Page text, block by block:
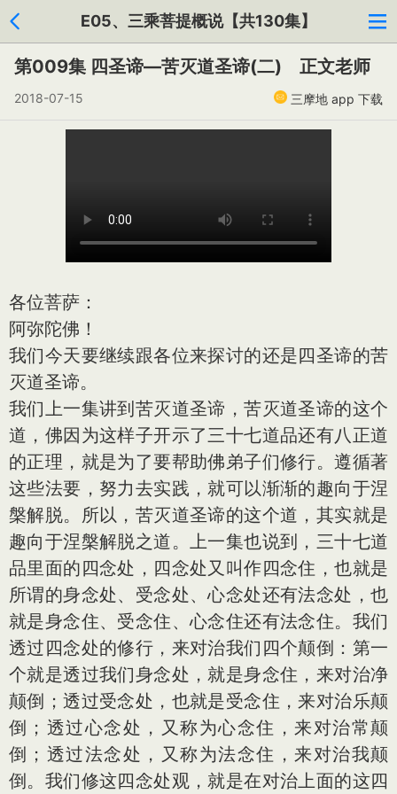
E05、三乘菩提概说【共130集】
第009集 四圣谛—苦灭道圣谛(二) 正文老师
2018-07-15 三摩地 app 下载
各位菩萨：
阿弥陀佛！
我们今天要继续跟各位来探讨的还是四圣谛的苦
灭道圣谛。
我们上一集讲到苦灭道圣谛，苦灭道圣谛的这个
道，佛因为这样子开示了三十七道品还有八正道
的正理，就是为了要帮助佛弟子们修行。遵循著
这些法要，努力去实践，就可以渐渐的趣向于涅
槃解脱。所以，苦灭道圣谛的这个道，其实就是
趣向于涅槃解脱之道。上一集也说到，三十七道
品里面的四念处，四念处又叫作四念住，也就是
所谓的身念处、受念处、心念处还有法念处，也
就是身念住、受念住、心念住还有法念住。我们
透过四念处的修行，来对治我们四个颠倒：第一
个就是透过我们身念处，就是身念住，来对治净
颠倒；透过受念处，也就是受念住，来对治乐颠
倒；透过心念处，又称为心念住，来对治常颠
倒；透过法念处，又称为法念住，来对治我颠
倒。我们修这四念处观，就是在对治上面的这四